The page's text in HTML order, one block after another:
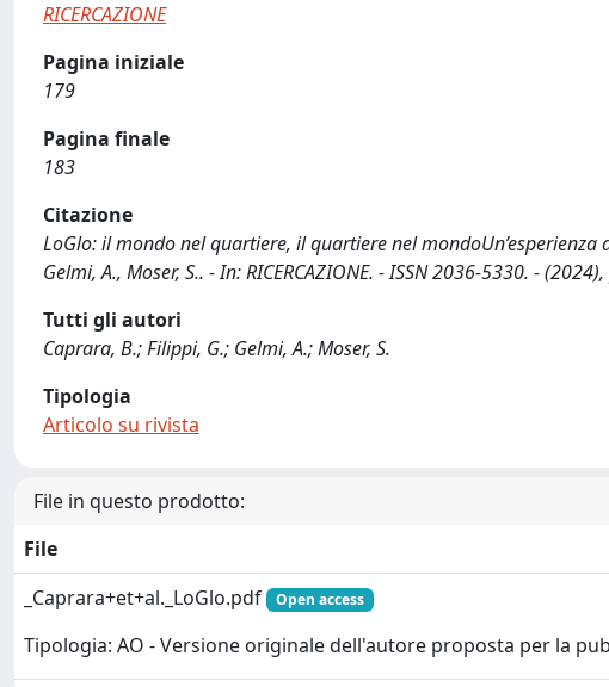
RICERCAZIONE
Pagina iniziale
179
Pagina finale
183
Citazione
LoGlo: il mondo nel quartiere, il quartiere nel
Gelmi, A., Moser, S.. - In: RICERCAZIONE. - ISSN 2036-5330. -
Tutti gli autori
Caprara, B.; Filippi, G.; Gelmi, A.; Moser, S.
Tipologia
Articolo su rivista
File in questo prodotto:
File
_Caprara+et+al._LoGlo.pdf
Open access
Tipologia: AO - Versione originale dell'autore proposta per la